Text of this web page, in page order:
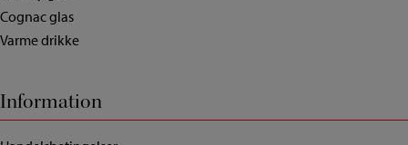
Cognac glas
Varme drikke
Information